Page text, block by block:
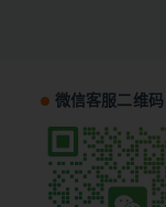
微信客服二维码